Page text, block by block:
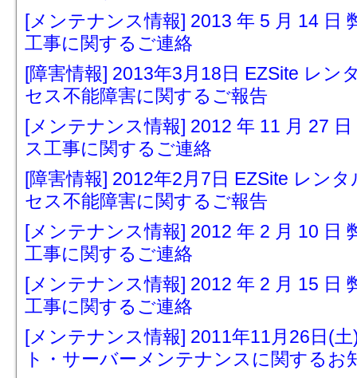
[メンテナンス情報] 2013 年 5 月 14 日
工事に関するご連絡
[障害情報] 2013年3月18日 EZSite レ
セス不能障害に関するご報告
[メンテナンス情報] 2012 年 11 月 27
ス工事に関するご連絡
[障害情報] 2012年2月7日 EZSite レン
セス不能障害に関するご報告
[メンテナンス情報] 2012 年 2 月 10 日
工事に関するご連絡
[メンテナンス情報] 2012 年 2 月 15 日
工事に関するご連絡
[メンテナンス情報] 2011年11月26日(
ト・サーバーメンテナンスに関するお